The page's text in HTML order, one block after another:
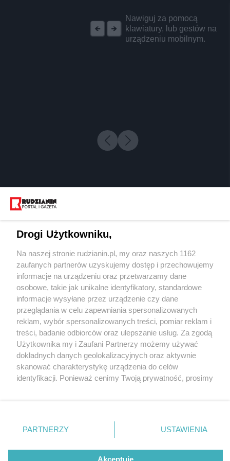
Nawiguj za pomocą
klawiatury, lub gestów na
urządzeniu mobilnym.
3 / 0
Wydawca mediów
Nie zapomnij
zapoznać się z:
polityką prywatności regulamin korzystania z portali
Twojemiasto
Piekary Śląskie
Chorzów
Tarnowskie Góry
Gliwice
Skontakuj sięz nami
Kontakt
Wydawca
Redakcja
Drogi Użytkowniku,
Na naszej stronie rudzianin.pl, my oraz naszych 1162
zaufanych partnerów uzyskujemy dostęp i przechowujemy
informacje na urządzeniu oraz przetwarzamy dane
osobowe, takie jak unikalne identyfikatory, standardowe
informacje wysyłane przez urządzenie czy dane
przeglądania w celu zapewniania spersonalizowanych
reklam, wybór spersonalizowanych treści, pomiar reklam i
treści, badanie odbiorców oraz ulepszanie usług. Za zgodą
Użytkownika my i Zaufani Partnerzy możemy używać
dokładnych danych geolokalizacyjnych oraz aktywnie
skanować charakterystykę urządzenia do celów
identyfikacji. Ponieważ cenimy Twoją prywatność, prosimy
prywatności znajdujący się w lewym dolnym rogu strony
. Niektóre rodzaje przetwarzania danych nie wymagają
zgody użytkownika, ale masz prawo sprzeciwić się
takiemu przetwarzaniu. Preferencje będą miały
PARTNERZY USTAWIENIA
Akceptuję